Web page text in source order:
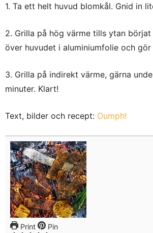
1. Ta ett helt huvud blomkål. Gnid in
2. Grilla på hög värme tills ytan
över huvudet i aluminiumfolie och
3. Grilla på indirekt värme, gärna
minuter. Klart!
Text, bilder och recept: Oumph!
Print Pin